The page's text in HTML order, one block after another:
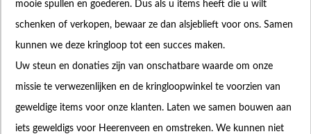
mooie spullen en goederen. Dus als u items heeft die u wilt
schenken of verkopen, bewaar ze dan alsjeblieft voor ons. Samen
kunnen we deze kringloop tot een succes maken.
Uw steun en donaties zijn van onschatbare waarde om onze
missie te verwezenlijken en de kringloopwinkel te voorzien van
geweldige items voor onze klanten. Laten we samen bouwen aan
iets geweldigs voor Heerenveen en omstreken. We kunnen niet